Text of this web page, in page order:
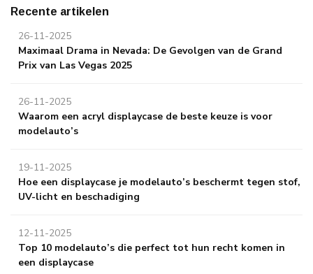
Recente artikelen
26-11-2025
Maximaal Drama in Nevada: De Gevolgen van de Grand
Prix van Las Vegas 2025
26-11-2025
Waarom een acryl displaycase de beste keuze is voor
modelauto’s
19-11-2025
Hoe een displaycase je modelauto’s beschermt tegen stof,
UV-licht en beschadiging
12-11-2025
Top 10 modelauto’s die perfect tot hun recht komen in
een displaycase